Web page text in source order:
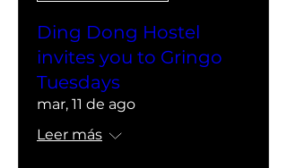
Ding Dong Hostel
invites you to Gringo
Tuesdays
mar, 11 de ago
Leer más